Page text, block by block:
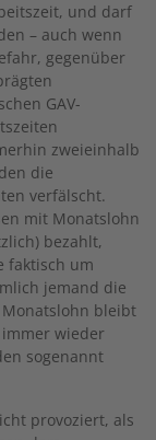
und darf
– auch wenn
gegenüber
GAV-
zweieinhalb
die
verfälscht.
mit Monatslohn
bezahlt,
faktisch um
jemand die
bleibt
wieder
sogenannt
provoziert, als